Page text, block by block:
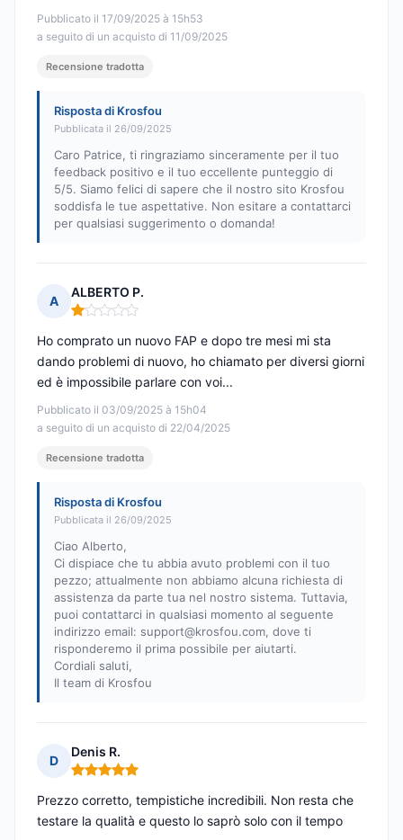
Pubblicato il 17/09/2025 à 15h53
a seguito di un acquisto di 11/09/2025
Recensione tradotta
Risposta di Krosfou
Pubblicata il 26/09/2025
Caro Patrice, ti ringraziamo sinceramente per il tuo
feedback positivo e il tuo eccellente punteggio di
5/5. Siamo felici di sapere che il nostro sito Krosfou
soddisfa le tue aspettative. Non esitare a contattarci
per qualsiasi suggerimento o domanda!
A
ALBERTO P.
Nota: 1 su 5
Pubblicato il 03/09/2025 à 15h04
a seguito di un acquisto di 22/04/2025
Ho comprato un nuovo FAP e dopo tre mesi mi sta
dando problemi di nuovo, ho chiamato per diversi giorni
ed è impossibile parlare con voi...
Recensione tradotta
Risposta di Krosfou
Pubblicata il 26/09/2025
Ciao Alberto,
Ci dispiace che tu abbia avuto problemi con il tuo
pezzo; attualmente non abbiamo alcuna richiesta di
assistenza da parte tua nel nostro sistema. Tuttavia,
puoi contattarci in qualsiasi momento al seguente
indirizzo email: support@krosfou.com, dove ti
risponderemo il prima possibile per aiutarti.
Cordiali saluti,
Il team di Krosfou
D
Denis R.
Nota: 5 su 5
Prezzo corretto, tempistiche incredibili. Non resta che
testare la qualità e questo lo saprò solo con il tempo